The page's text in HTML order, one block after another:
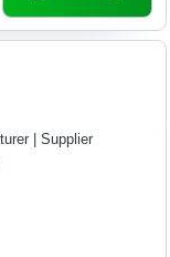
| Supplier